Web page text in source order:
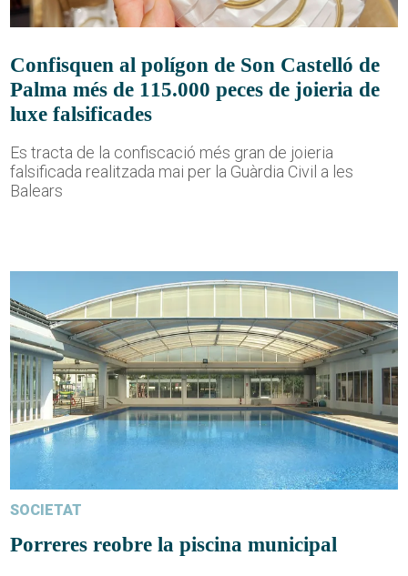
Confisquen al polígon de Son Castelló de
Palma més de 115.000 peces de joieria de
luxe falsificades
Es tracta de la confiscació més gran de joieria
falsificada realitzada mai per la Guàrdia Civil a les
Balears
SOCIETAT
Porreres reobre la piscina municipal